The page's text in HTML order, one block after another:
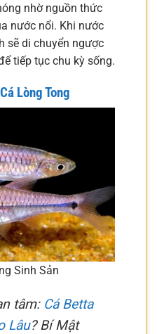
nhờ nguồn thức
nước nổi. Khi nước
sẽ di chuyển ngược
tiếp tục chu kỳ sống.
Lòng Tong
Sinh Sản
tâm: Cá Betta
Lâu? Bí Mật